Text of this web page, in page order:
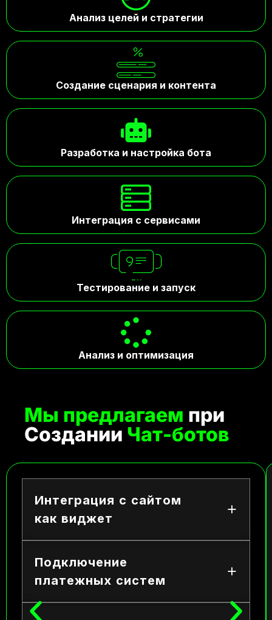
Анализ целей и стратегии
Создание сценария и контента
Разработка и настройка бота
Интеграция с сервисами
Тестирование и запуск
Анализ и оптимизация
Мы предлагаем при
Создании Чат-ботов
Интеграция с сайтом
как виджет
Подключение
платежных систем